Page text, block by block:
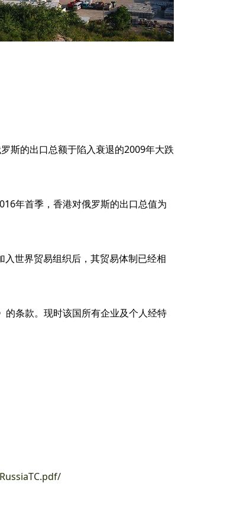
斯的出口总额于陷入衰退的2009年大跌
年首季，香港对俄罗斯的出口总值为
世界贸易组织后，其贸易体制已经相
条款。现时该国所有企业及个人经特